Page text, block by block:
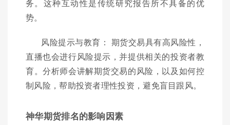
务。这种互动性是传统研究报告所不具备的优
势。
风险提示与教育： 期货交易具有高风险性，
直播也会进行风险提示，并提供相关的投资者教
育。分析师会讲解期货交易的风险，以及如何控
制风险，帮助投资者理性投资，避免盲目跟风。
神华期货排名的影响因素